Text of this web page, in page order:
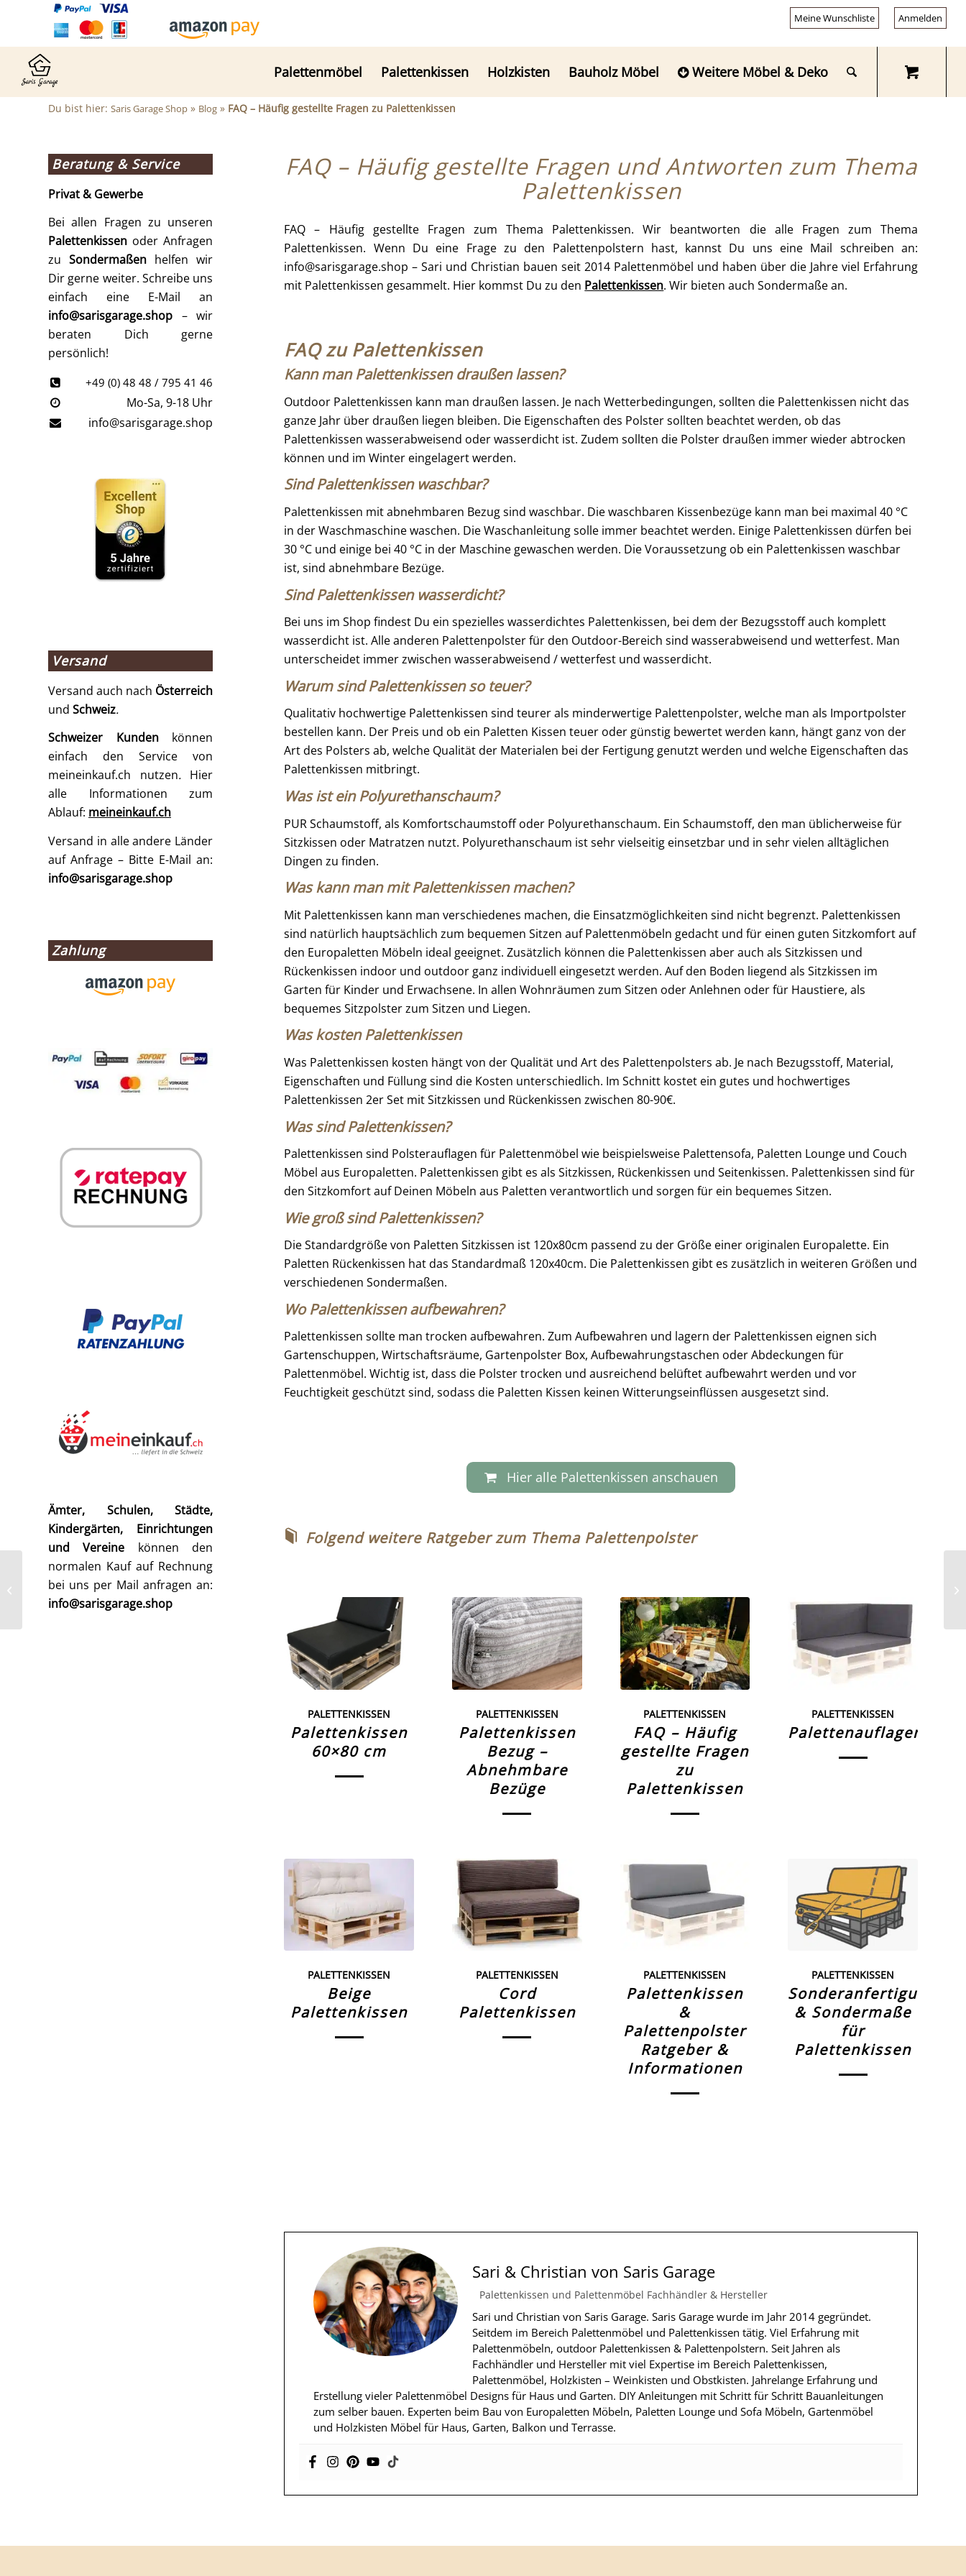
Meine Wunschliste Anmelden
Palettenmöbel Palettenkissen Holzkisten Bauholz Möbel Weitere Möbel & Deko
Du bist hier: Saris Garage Shop » Blog » FAQ – Häufig gestellte Fragen zu Palettenkissen
FAQ – Häufig gestellte Fragen und Antworten zum Thema
Palettenkissen
FAQ – Häufig gestellte Fragen zum Thema Palettenkissen. Wir beantworten die alle Fragen zum Thema
Palettenkissen. Wenn Du eine Frage zu den Palettenpolstern hast, kannst Du uns eine Mail schreiben an:
info@sarisgarage.shop – Sari und Christian bauen seit 2014 Palettenmöbel und haben über die Jahre viel Erfahrung
mit Palettenkissen gesammelt. Hier kommst Du zu den Palettenkissen. Wir bieten auch Sondermaße an.
FAQ zu Palettenkissen
Kann man Palettenkissen draußen lassen?
Outdoor Palettenkissen kann man draußen lassen. Je nach Wetterbedingungen, sollten die Palettenkissen nicht das
ganze Jahr über draußen liegen bleiben. Die Eigenschaften des Polster sollten beachtet werden, ob das
Palettenkissen wasserabweisend oder wasserdicht ist. Zudem sollten die Polster draußen immer wieder abtrocken
können und im Winter eingelagert werden.
Sind Palettenkissen waschbar?
Palettenkissen mit abnehmbaren Bezug sind waschbar. Die waschbaren Kissenbezüge kann man bei maximal 40 °C
in der Waschmaschine waschen. Die Waschanleitung solle immer beachtet werden. Einige Palettenkissen dürfen bei
30 °C und einige bei 40 °C in der Maschine gewaschen werden. Die Voraussetzung ob ein Palettenkissen waschbar
ist, sind abnehmbare Bezüge.
Sind Palettenkissen wasserdicht?
Bei uns im Shop findest Du ein spezielles wasserdichtes Palettenkissen, bei dem der Bezugsstoff auch komplett
wasserdicht ist. Alle anderen Palettenpolster für den Outdoor-Bereich sind wasserabweisend und wetterfest. Man
unterscheidet immer zwischen wasserabweisend / wetterfest und wasserdicht.
Warum sind Palettenkissen so teuer?
Qualitativ hochwertige Palettenkissen sind teurer als minderwertige Palettenpolster, welche man als Importpolster
bestellen kann. Der Preis und ob ein Paletten Kissen teuer oder günstig bewertet werden kann, hängt ganz von der
Art des Polsters ab, welche Qualität der Materialen bei der Fertigung genutzt werden und welche Eigenschaften das
Palettenkissen mitbringt.
Was ist ein Polyurethanschaum?
PUR Schaumstoff, als Komfortschaumstoff oder Polyurethanschaum. Ein Schaumstoff, den man üblicherweise für
Sitzkissen oder Matratzen nutzt. Polyurethanschaum ist sehr vielseitig einsetzbar und in sehr vielen alltäglichen
Dingen zu finden.
Was kann man mit Palettenkissen machen?
Mit Palettenkissen kann man verschiedenes machen, die Einsatzmöglichkeiten sind nicht begrenzt. Palettenkissen
sind natürlich hauptsächlich zum bequemen Sitzen auf Palettenmöbeln gedacht und für einen guten Sitzkomfort auf
den Europaletten Möbeln ideal geeignet. Zusätzlich können die Palettenkissen aber auch als Sitzkissen und
Rückenkissen indoor und outdoor ganz individuell eingesetzt werden. Auf den Boden liegend als Sitzkissen im
Garten für Kinder und Erwachsene. In allen Wohnräumen zum Sitzen oder Anlehnen oder für Haustiere, als
bequemes Sitzpolster zum Sitzen und Liegen.
Was kosten Palettenkissen
Was Palettenkissen kosten hängt von der Qualität und Art des Palettenpolsters ab. Je nach Bezugsstoff, Material,
Eigenschaften und Füllung sind die Kosten unterschiedlich. Im Schnitt kostet ein gutes und hochwertiges
Palettenkissen 2er Set mit Sitzkissen und Rückenkissen zwischen 80-90€.
Was sind Palettenkissen?
Palettenkissen sind Polsterauflagen für Palettenmöbel wie beispielsweise Palettensofa, Paletten Lounge und Couch
Möbel aus Europaletten. Palettenkissen gibt es als Sitzkissen, Rückenkissen und Seitenkissen. Palettenkissen sind für
den Sitzkomfort auf Deinen Möbeln aus Paletten verantwortlich und sorgen für ein bequemes Sitzen.
Wie groß sind Palettenkissen?
Die Standardgröße von Paletten Sitzkissen ist 120x80cm passend zu der Größe einer originalen Europalette. Ein
Paletten Rückenkissen hat das Standardmaß 120x40cm. Die Palettenkissen gibt es zusätzlich in weiteren Größen und
verschiedenen Sondermaßen.
Wo Palettenkissen aufbewahren?
Palettenkissen sollte man trocken aufbewahren. Zum Aufbewahren und lagern der Palettenkissen eignen sich
Gartenschuppen, Wirtschaftsräume, Gartenpolster Box, Aufbewahrungstaschen oder Abdeckungen für
Palettenmöbel. Wichtig ist, dass die Polster trocken und ausreichend belüftet aufbewahrt werden und vor
Feuchtigkeit geschützt sind, sodass die Paletten Kissen keinen Witterungseinflüssen ausgesetzt sind.
Hier alle Palettenkissen anschauen
Folgend weitere Ratgeber zum Thema Palettenpolster
PALETTENKISSEN
Palettenkissen
60×80 cm
PALETTENKISSEN
Palettenkissen
Bezug –
Abnehmbare
Bezüge
PALETTENKISSEN
FAQ – Häufig
gestellte Fragen
zu
Palettenkissen
PALETTENKISSEN
Palettenauflagen
PALETTENKISSEN
Beige
Palettenkissen
PALETTENKISSEN
Cord
Palettenkissen
PALETTENKISSEN
Palettenkissen
&
Palettenpolster
Ratgeber &
Informationen
PALETTENKISSEN
Sonderanfertigungen
& Sondermaße
für
Palettenkissen
Sari & Christian von Saris Garage
Palettenkissen und Palettenmöbel Fachhändler & Hersteller
Sari und Christian von Saris Garage. Saris Garage wurde im Jahr 2014 gegründet.
Seitdem im Bereich Palettenmöbel und Palettenkissen tätig. Viel Erfahrung mit
Palettenmöbeln, outdoor Palettenkissen & Palettenpolstern. Seit Jahren als
Fachhändler und Hersteller mit viel Expertise im Bereich Palettenkissen,
Palettenmöbel, Holzkisten – Weinkisten und Obstkisten. Jahrelange Erfahrung und
Erstellung vieler Palettenmöbel Designs für Haus und Garten. DIY Anleitungen mit Schritt für Schritt Bauanleitungen
zum selber bauen. Experten beim Bau von Europaletten Möbeln, Paletten Lounge und Sofa Möbeln, Gartenmöbel
und Holzkisten Möbel für Haus, Garten, Balkon und Terrasse.
Beratung & Service
Privat & Gewerbe
Bei allen Fragen zu unseren
Palettenkissen oder Anfragen
zuSondermaßen helfen wir
Dir gerne weiter. Schreibe uns
einfach eine E-Mail an
info@sarisgarage.shop – wir
beraten Dich gerne
persönlich!
+49 (0) 48 48 / 795 41 46
Mo-Sa, 9-18 Uhr
info@sarisgarage.shop
Versand
Versand auch nach Österreich
und Schweiz.
Schweizer Kundenkönnen
einfach den Service von
meineinkauf.ch nutzen. Hier
alle Informationen zum
Ablauf: meineinkauf.ch
Versand in alle andere Länder
auf Anfrage – Bitte E-Mail an:
info@sarisgarage.shop
Zahlung
Ämter, Schulen, Städte,
Kindergärten, Einrichtungen
und Vereine können den
normalen Kauf auf Rechnung
bei uns per Mail anfragen an:
info@sarisgarage.shop
Palettenauflagen